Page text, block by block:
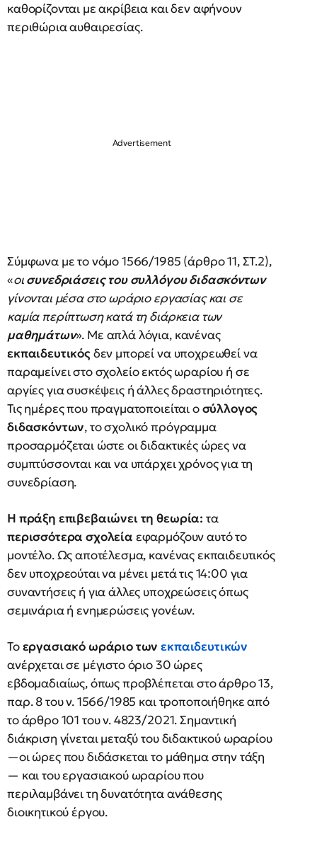
καθορίζονται με ακρίβεια και δεν αφήνουν
περιθώρια αυθαιρεσίας.
Σύμφωνα με το νόμο 1566/1985 (άρθρο 11, ΣΤ.2),
«οισυνεδριάσεις του συλλόγου διδασκόντων
γίνονται μέσα στο ωράριο εργασίας και σε
καμία περίπτωση κατά τη διάρκεια των
μαθημάτων». Με απλά λόγια, κανένας
εκπαιδευτικόςδεν μπορεί να υποχρεωθεί να
παραμείνει στο σχολείο εκτός ωραρίου ή σε
αργίες για συσκέψεις ή άλλες δραστηριότητες.
Τις ημέρες που πραγματοποιείται οσύλλογος
διδασκόντων, το σχολικό πρόγραμμα
προσαρμόζεται ώστε οι διδακτικές ώρες να
συμπτύσσονται και να υπάρχει χρόνος για τη
συνεδρίαση.
Η πράξη επιβεβαιώνει τη θεωρία: τα
περισσότερα σχολεία εφαρμόζουν αυτό το
μοντέλο. Ως αποτέλεσμα, κανένας εκπαιδευτικός
δεν υποχρεούται να μένει μετά τις 14:00 για
συναντήσεις ή για άλλες υποχρεώσεις όπως
σεμινάρια ή ενημερώσεις γονέων.
Τοεργασιακό ωράριο τωνεκπαιδευτικών
ανέρχεται σε μέγιστο όριο 30 ώρες
εβδομαδιαίως, όπως προβλέπεται στο άρθρο 13,
παρ. 8 του ν. 1566/1985 και τροποποιήθηκε από
το άρθρο 101 του ν. 4823/2021. Σημαντική
διάκριση γίνεται μεταξύ του διδακτικού ωραρίου
—οι ώρες που διδάσκεται το μάθημα στην τάξη
— και του εργασιακού ωραρίου που
περιλαμβάνει τη δυνατότητα ανάθεσης
διοικητικού έργου.